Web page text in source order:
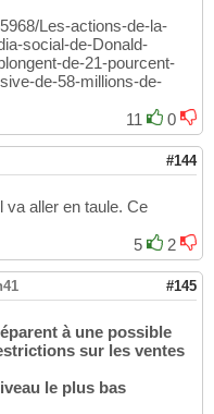
Les-actions-de-la-
social-de-Donald-
de-21-pourcent-
de-58-millions-de-
11
0
#144
va aller en taule. Ce
5
2
#145
à une possible
sur les ventes
le plus bas